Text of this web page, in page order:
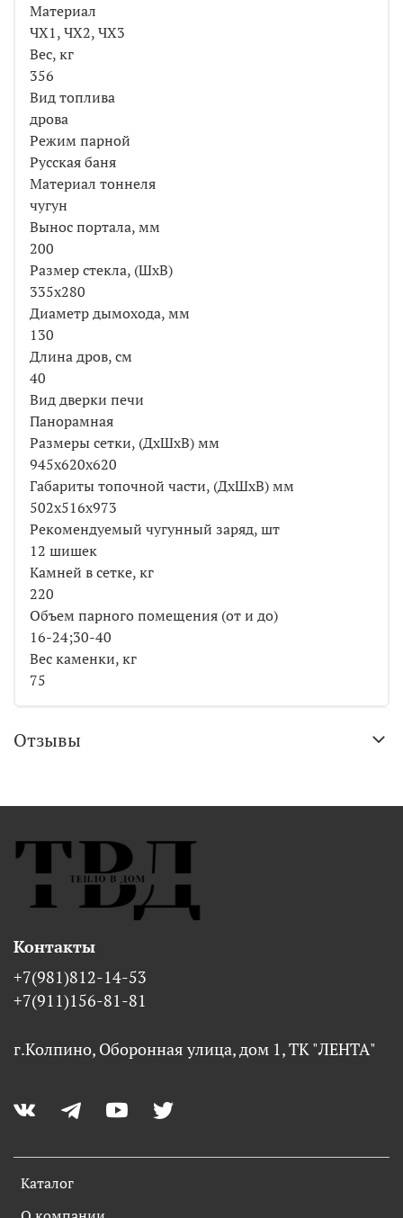
Материал
ЧХ1, ЧХ2, ЧХ3
Вес, кг
356
Вид топлива
дрова
Режим парной
Русская баня
Материал тоннеля
чугун
Вынос портала, мм
200
Размер стекла, (ШхВ)
335х280
Диаметр дымохода, мм
130
Длина дров, см
40
Вид дверки печи
Панорамная
Размеры сетки, (ДхШхВ) мм
945х620х620
Габариты топочной части, (ДхШхВ) мм
502х516х973
Рекомендуемый чугунный заряд, шт
12 шишек
Камней в сетке, кг
220
Объем парного помещения (от и до)
16-24;30-40
Вес каменки, кг
75
Отзывы
Каталог
Контакты
+7(981)812-14-53
+7(911)156-81-81
г.Колпино, Оборонная улица, дом 1, ТК "ЛЕНТА"